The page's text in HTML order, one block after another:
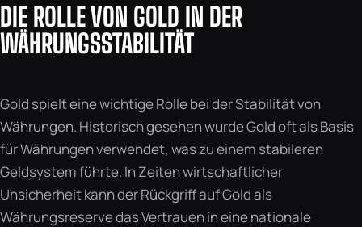
DIE ROLLE VON GOLD IN DER
WÄHRUNGSSTABILITÄT
Gold spielt eine wichtige Rolle bei der Stabilität von
Währungen. Historisch gesehen wurde Gold oft als Basis
für Währungen verwendet, was zu einem stabileren
Geldsystem führte. In Zeiten wirtschaftlicher
Unsicherheit kann der Rückgriff auf Gold als
Währungsreserve das Vertrauen in eine nationale